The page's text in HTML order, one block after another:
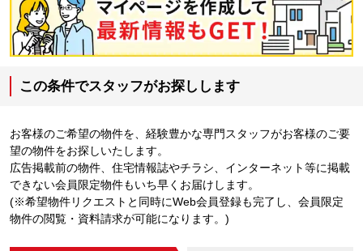
この条件でスタッフがお探しします
お客様のご希望の物件を、経験豊かな専門スタッフがお客様のご要
望の物件をお探しいたします。
広告掲載前の物件、住宅情報誌やチラシ、インターネット等に掲載
できない会員限定物件もいち早くお届けします。
(※希望物件リクエストと同時にWeb会員登録も完了し、会員限定
物件の閲覧・資料請求が可能になります。)